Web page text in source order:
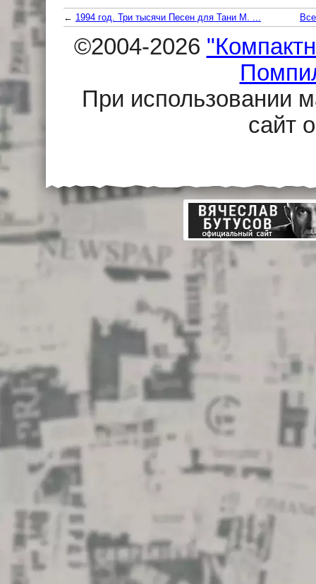
← 1994 год. Три тысячи Песен для Тани М. ...
©2004-2026
При использовании
сайт